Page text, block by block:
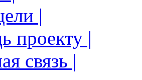
|
проекту |
связь |